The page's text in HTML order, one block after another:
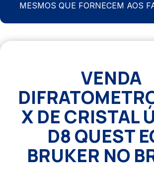
MESMOS QUE FORNECEM AOS
VENDA
X DE CRISTAL
D8 QUEST
BRUKER NO